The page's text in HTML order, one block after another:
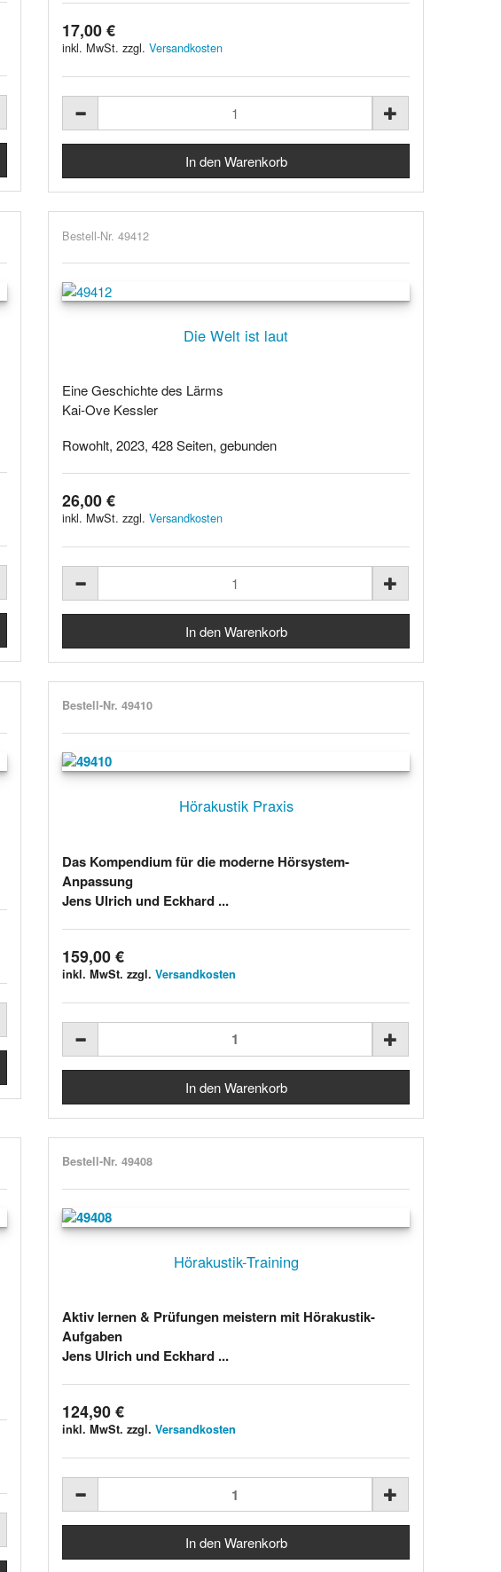
17,00 €
inkl. MwSt. zzgl.Versandkosten
Bestell-Nr. 49412
Die Welt ist laut
Eine Geschichte des Lärms
Kai-Ove Kessler
Rowohlt, 2023, 428 Seiten, gebunden
26,00 €
inkl. MwSt. zzgl.Versandkosten
Bestell-Nr. 49410
Hörakustik Praxis
Das Kompendium für die moderne Hörsystem-
Anpassung
Jens Ulrich und Eckhard ...
159,00 €
inkl. MwSt. zzgl.Versandkosten
Bestell-Nr. 49408
Hörakustik-Training
Aktiv lernen & Prüfungen meistern mit Hörakustik-
Aufgaben
Jens Ulrich und Eckhard ...
124,90 €
inkl. MwSt. zzgl.Versandkosten